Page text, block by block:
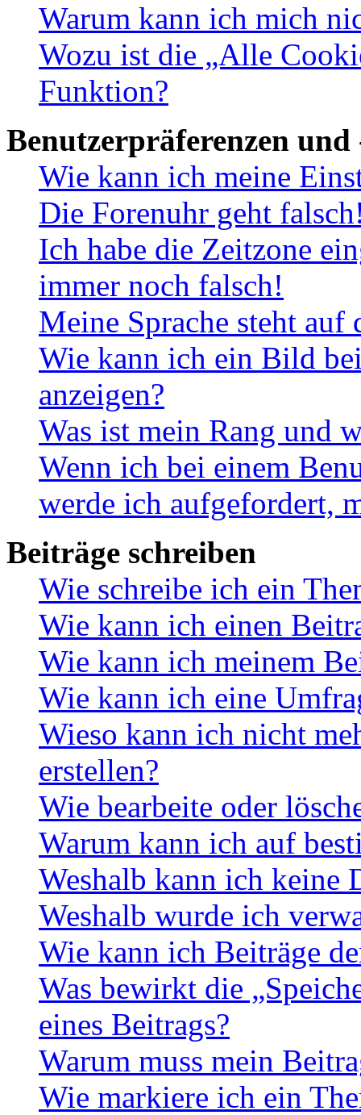
Warum kann ich mich
Wozu ist die „Alle
Funktion?
Benutzerpräferenzen und
Wie kann ich meine
Die Forenuhr geht
Ich habe die Zeitzone
immer noch falsch!
Meine Sprache steht
Wie kann ich ein Bild
anzeigen?
Was ist mein Rang und
Wenn ich bei einem
werde ich aufgefordert,
Beiträge schreiben
Wie schreibe ich ein
Wie kann ich einen
Wie kann ich meinem
Wie kann ich eine
Wieso kann ich nicht
erstellen?
Wie bearbeite oder
Warum kann ich auf
Weshalb kann ich keine
Weshalb wurde ich
Wie kann ich Beiträge
Was bewirkt die
eines Beitrags?
Warum muss mein
Wie markiere ich ein